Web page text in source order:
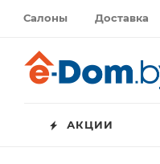
Салоны Доставка
АКЦИИ